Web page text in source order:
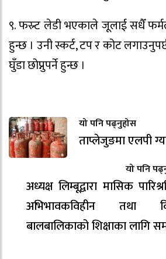
९. फस्र्ट लेडी भएकाले जूलाई सधैँ
हुन्छ । उनी स्कर्ट, टप र कोट
घुँडा छोप्नुपर्ने हुन्छ ।
यो पनि पढ्नुहोस
ताप्लेजुङमा एलपी
यो पनि
अध्यक्ष लिम्बूद्वारा मासिक
अभिभावकविहीन तथा
बालबालिकाको शिक्षाका लागि